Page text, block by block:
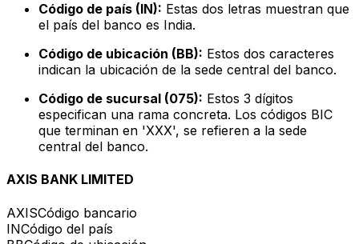
Código de país (IN): Estas dos letras muestran que
el país del banco es India.
Código de ubicación (BB): Estos dos caracteres
indican la ubicación de la sede central del banco.
Código de sucursal (075): Estos 3 dígitos
especifican una rama concreta. Los códigos BIC
que terminan en 'XXX', se refieren a la sede
central del banco.
AXIS BANK LIMITED
AXISCódigo bancario
INCódigo del país